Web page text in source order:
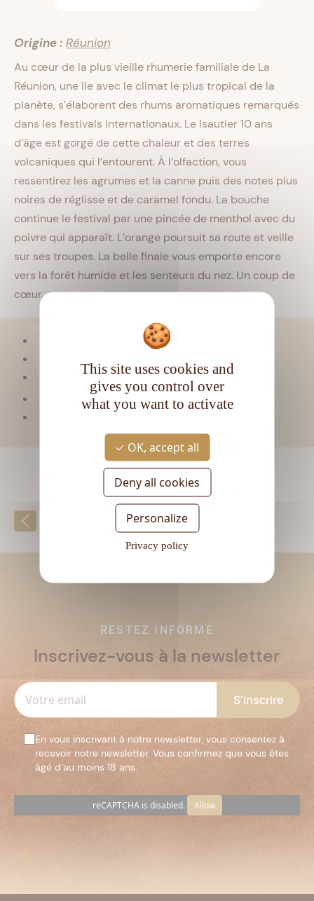
Origine : Réunion
Au cœur de la plus vieille rhumerie familiale de La
Réunion, une île avec le climat le plus tropical de la
planète, s’élaborent des rhums aromatiques remarqués
dans les festivals internationaux. Le Isautier 10 ans
d’âge est gorgé de cette chaleur et des terres
volcaniques qui l’entourent. À l’olfaction, vous
ressentirez les agrumes et la canne puis des notes plus
noires de réglisse et de caramel fondu. La bouche
continue le festival par une pincée de menthol avec du
poivre qui apparaît. L’orange poursuit sa route et veille
sur ses troupes. La belle finale vous emporte encore
vers la forêt humide et les senteurs du nez. Un coup de
cœur.
Tropical
Type de rhum :Vieux
Contenance :70
Retour à la liste
RESTEZ INFORMÉ
Inscrivez-vous à la newsletter
En vous inscrivant à notre newsletter, vous consentez à
recevoir notre newsletter. Vous confirmez que vous êtes
âgé d’au moins 18 ans.
reCAPTCHA is disabled. Allow
vide.
This site uses cookies and
gives you control over
what you want to activate
OK, accept all
Deny all cookies
Personalize
Privacy policy